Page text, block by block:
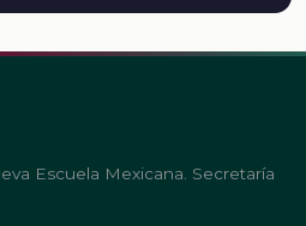
Escuela Mexicana. Secretaría